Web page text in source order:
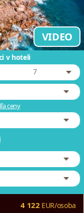
VIDEO
v hoteli
7
ceny
4 122 EUR/osoba